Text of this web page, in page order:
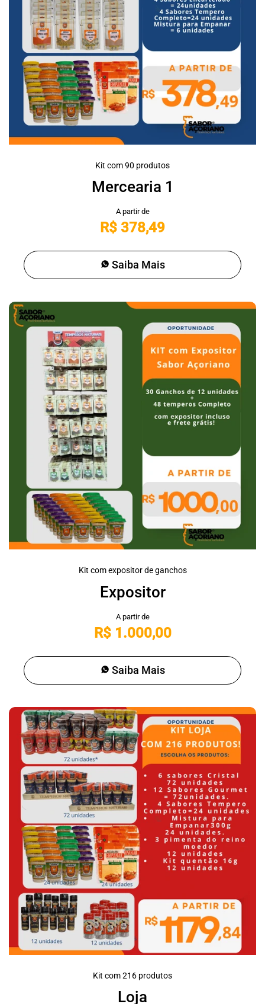
Kit com 90 produtos
Mercearia 1
R$ 378,49
Saiba Mais
Kit com expositor de ganchos
Expositor
R$ 1.000,00
Saiba Mais
Kit com 216 produtos
Loja